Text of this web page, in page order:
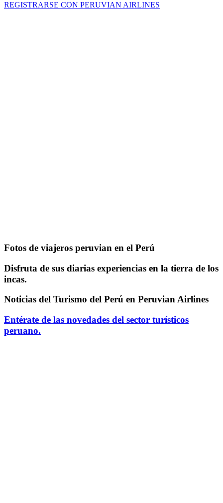
REGISTRARSE CON PERUVIAN AIRLINES
Fotos de viajeros peruvian en el Perú
Disfruta de sus diarias experiencias en la tierra de los
incas.
Noticias del Turismo del Perú en Peruvian Airlines
Entérate de las novedades del sector turísticos
peruano.